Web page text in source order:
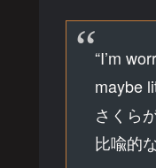
“I’m
maybe
さくら
比喩的